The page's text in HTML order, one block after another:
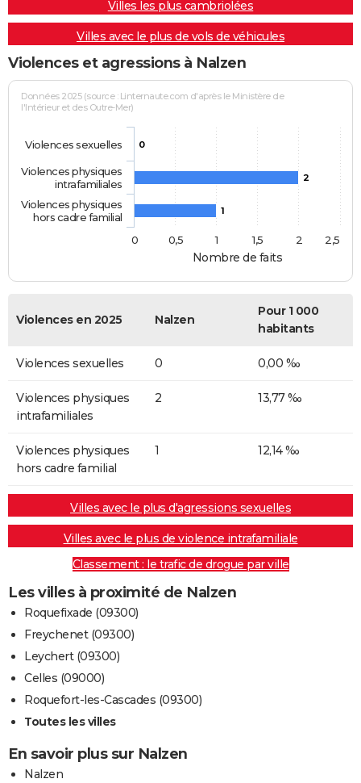
Villes les plus cambriolées
Villes avec le plus de vols de véhicules
Violences et agressions à Nalzen
Nombre de faits
Données 2025 (source : Linternaute.com d'après le Ministère de
l'Intérieur et des Outre-Mer)
0
2
1
Violences sexuelles
Violences physiques
intrafamiliales
Violences physiques
hors cadre familial
0
0,5 1 1,5 2 2,5
Violences en 2025 Nalzen
Pour 1 000
habitants
Violences sexuelles 0 0,00 ‰
Violences physiques
intrafamiliales
2 13,77 ‰
Violences physiques
hors cadre familial
1 12,14 ‰
Villes avec le plus d'agressions sexuelles
Villes avec le plus de violence intrafamiliale
Classement : le trafic de drogue par ville
Les villes à proximité de Nalzen
Roquefixade (09300)
Freychenet (09300)
Leychert (09300)
Celles (09000)
Roquefort-les-Cascades (09300)
Toutes les villes
En savoir plus sur Nalzen
Nalzen